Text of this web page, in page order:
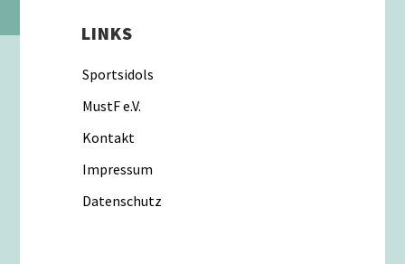
LINKS
Sportsidols
MustF e.V.
Kontakt
Impressum
Datenschutz